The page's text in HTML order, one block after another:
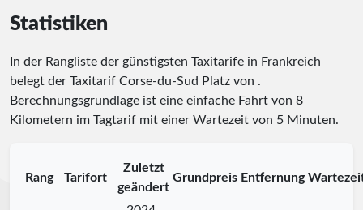
Statistiken
In der Rangliste der günstigsten Taxitarife in Frankreich
belegt der Taxitarif Corse-du-Sud Platz von .
Berechnungsgrundlage ist eine einfache Fahrt von 8
Kilometern im Tagtarif mit einer Wartezeit von 5 Minuten.
Rang Tarifort
Zuletzt
geändert
Grundpreis Entfernung